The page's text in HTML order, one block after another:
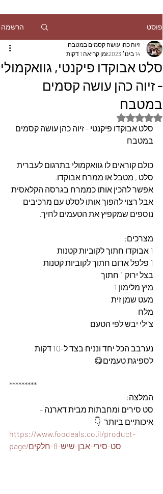
פוסט הרשמה
סלט אבוקדו פיקנטי, גוואקמולי
- זיוה כהן עושה קסמים
במטבח
זיוה כהן עושה קסמים במטבח
14 בינו׳ 2023
זמן קריאה 1 דקות
דירוג של NaN מתוך 5 כוכבים
סלט אבוקדו פיקנטי - זיוה כהן עושה קסמים
במטבח
כולם קוראים לו גוואקמולי בתרגום לעברית
סלט , מטבל או ממרח אבוקדו.
אפשר להכין אותו כממרח בגרסה הקלאסית
אבל רצוי להפוך אותו לסלט עם מרכיבים
נוספים שמקפיץ את הטעמים לחיך.
מצרכים:
1 אבוקדו חתוך לקוביות קטנות
1 פלפל אדום חתוך לקוביות קטנות
בצל ירוק 1 חתוך
מיץ מלימון 1
מעט שמן זית
מלח
צ'ילי יבש לפי הטעם
נערבב הכל יחד ונניח בצד ל-10 דקות
לספיגת טעמים😋
*********
המלצה:
סט סירים ומחבתות מבית דארנה -
איכותיים ביותר  👇
https://www.foodeals.co.il/product-
page/סט-סירי-אבן-שיש-8-חלקים